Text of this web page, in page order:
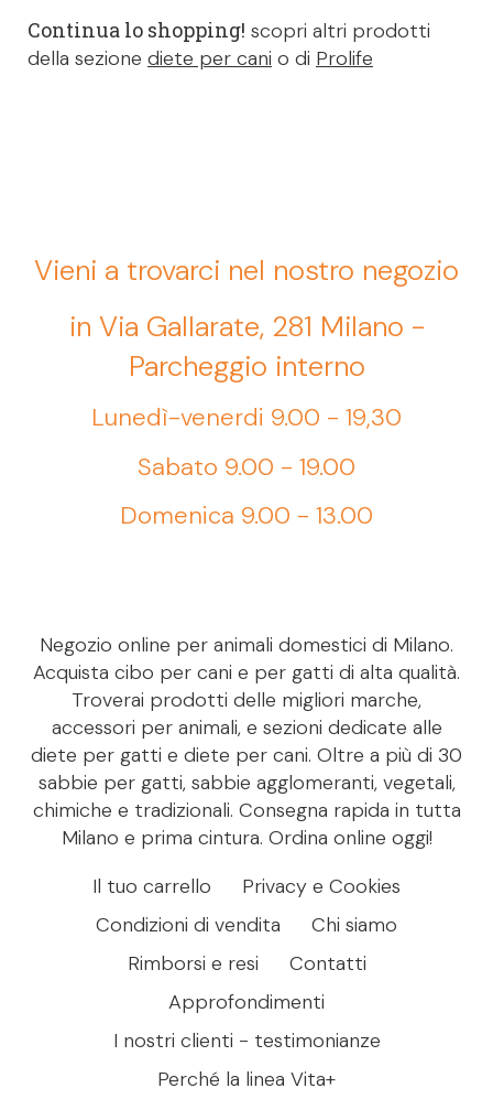
Continua lo shopping! scopri altri prodotti
della sezione diete per cani o di Prolife
Vieni a trovarci nel nostro negozio
in Via Gallarate, 281 Milano -
Parcheggio interno
Lunedì-venerdi 9.00 - 19,30
Sabato 9.00 - 19.00
Domenica 9.00 - 13.00
Negozio online per animali domestici di Milano.
Acquista cibo per cani e per gatti di alta qualità.
Troverai prodotti delle migliori marche,
accessori per animali, e sezioni dedicate alle
diete per gatti e diete per cani. Oltre a più di 30
sabbie per gatti, sabbie agglomeranti, vegetali,
chimiche e tradizionali. Consegna rapida in tutta
Milano e prima cintura. Ordina online oggi!
Il tuo carrello
Privacy e Cookies
Condizioni di vendita
Chi siamo
Rimborsi e resi
Contatti
Approfondimenti
I nostri clienti - testimonianze
Perché la linea Vita+